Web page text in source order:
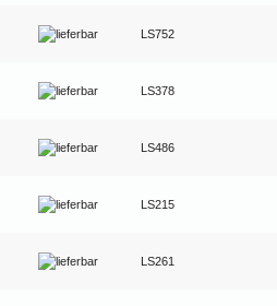
LS752
LS378
LS486
LS215
LS261